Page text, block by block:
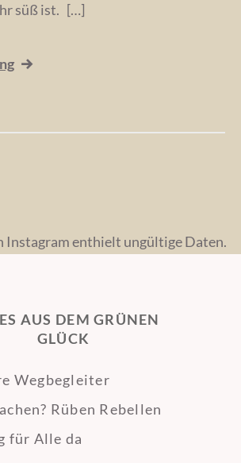
süß ist. […]
Instagram enthielt ungültige Daten.
AUS DEM GRÜNEN
GLÜCK
Wegbegleiter
Rüben Rebellen
für Alle da